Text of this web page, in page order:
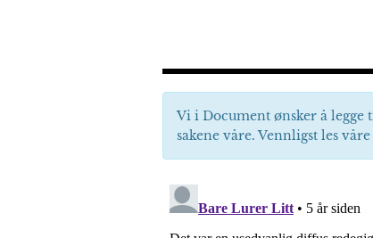
Vi i Document ønsker å legge
sakene våre. Vennligst les våre